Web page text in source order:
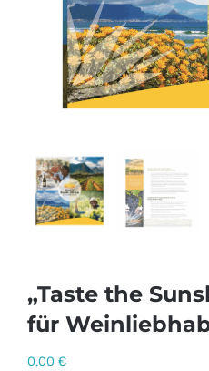
„Taste the
für
0,00 €